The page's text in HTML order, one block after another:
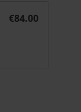
€84.00